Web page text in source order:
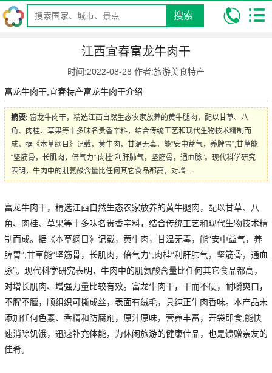
搜索
江西宜春富龙牛肉干
时间:2022-08-28 作者:旅游美食特产
富龙牛肉干,宜春特产富龙牛肉干介绍
摘要: 富龙牛肉干，精选江西自然生态农家放养的黄牛腿肉，配以甘草、八
角、肉桂、草果等十多味名贵香辛料，结合传统工艺和现代生物技术精制而
成。据《本草纲目》记载，黄牛肉，甘温无毒，能“安中益气，养脾胃”;甘草能
“坚筋骨，长肌肉，倍气力”;肉桂“利肝肺气，坚筋骨，通血脉”。现代科学研究
表明，牛肉中的肌氨酸含量比任何其它食品都高，对增...
富龙牛肉干，精选江西自然生态农家放养的黄牛腿肉，配以甘草、八
角、肉桂、草果等十多味名贵香辛料，结合传统工艺和现代生物技术精
制而成。据《本草纲目》记载，黄牛肉，甘温无毒，能“安中益气，养
脾胃”;甘草能“坚筋骨，长肌肉，倍气力”;肉桂“利肝肺气，坚筋骨，通血
脉”。现代科学研究表明，牛肉中的肌氨酸含量比任何其它食品都高，
对增长肌肉、增强力量比较有效。富龙牛肉干，干而不硬，耐嚼爽口，
不腥不膻，顺组织可撕成丝，表面有绒毛，具纯正牛肉香味。本产品未
添加任何色素、香精和防腐剂，原汁原味，营养丰富，开袋即食;能快
速消除饥饿，迅速补充体能，为休闲旅游的健康佳品，也是馈赠亲友的
佳肴。